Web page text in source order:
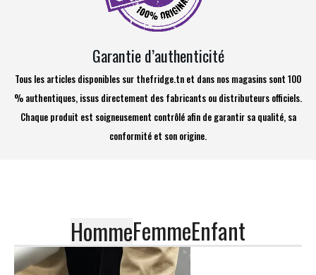
Garantie d’authenticité
Tous les articles disponibles sur thefridge.tn et dans nos magasins sont 100
% authentiques, issus directement des fabricants ou distributeurs officiels.
Chaque produit est soigneusement contrôlé afin de garantir sa qualité, sa
conformité et son origine.
HommeFemmeEnfant